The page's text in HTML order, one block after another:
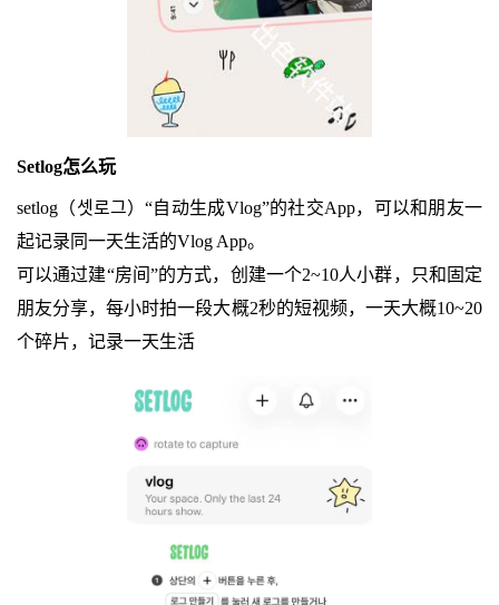
Setlog怎么玩
setlog（셋로그）“自动生成Vlog”的社交App，可以和朋友一
起记录同一天生活的Vlog App。
可以通过建“房间”的方式，创建一个2~10人小群，只和固定
朋友分享，每小时拍一段大概2秒的短视频，一天大概10~20
个碎片，记录一天生活